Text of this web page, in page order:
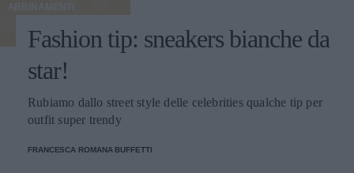
ABBINAMENTI
Fashion tip: sneakers bianche da
star!
Rubiamo dallo street style delle celebrities qualche tip per
outfit super trendy
FRANCESCA ROMANA BUFFETTI